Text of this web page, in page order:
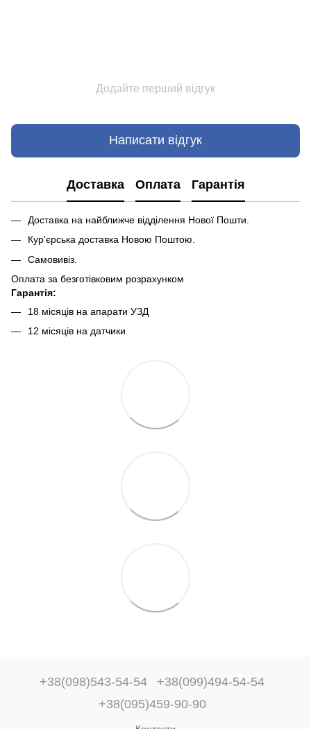
Додайте перший відгук
Написати відгук
Доставка Оплата Гарантія
Доставка на найближче відділення Нової Пошти.
Кур'єрська доставка Новою Поштою.
Самовивіз.
Оплата за безготівковим розрахунком
Гарантія:
18 місяців на апарати УЗД
12 місяців на датчики
+38(098)543-54-54
+38(099)494-54-54
+38(095)459-90-90